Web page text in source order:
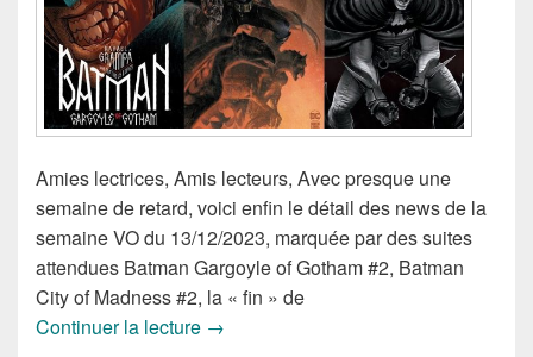
Amies lectrices, Amis lecteurs, Avec presque une
semaine de retard, voici enfin le détail des news de la
semaine VO du 13/12/2023, marquée par des suites
attendues Batman Gargoyle of Gotham #2, Batman
City of Madness #2, la « fin » de
Continuer la lecture Sorties des Comics VO de la
→